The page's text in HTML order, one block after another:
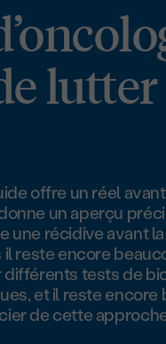
offre un réel
un aperçu
une récidive avant
il reste encore
tests de
et il reste
de cette